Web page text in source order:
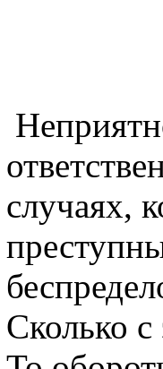
случаях,
Сколько с